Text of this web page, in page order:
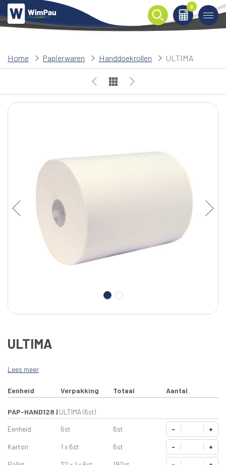
0
0
Home Papierwaren Handdoekrollen ULTIMA
ULTIMA
Lees meer
Eenheid Verpakking Totaal Aantal
PAP-HAND128 | ULTIMA (6st)
Eenheid
6st 6st - +
Karton 1 x 6st 6st - +